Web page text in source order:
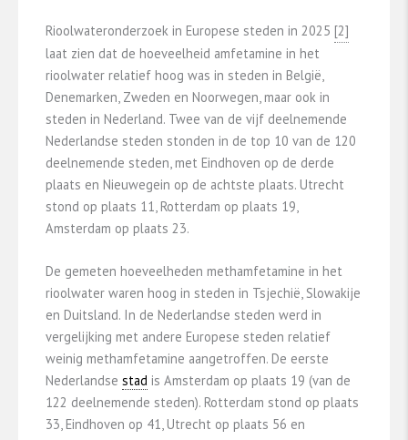
Rioolwateronderzoek in Europese steden in 2025 ​[2]​
laat zien dat de hoeveelheid amfetamine in het
rioolwater relatief hoog was in steden in België,
Denemarken, Zweden en Noorwegen, maar ook in
steden in Nederland. Twee van de vijf deelnemende
Nederlandse steden stonden in de top 10 van de 120
deelnemende steden, met Eindhoven op de derde
plaats en Nieuwegein op de achtste plaats. Utrecht
stond op plaats 11, Rotterdam op plaats 19,
Amsterdam op plaats 23.
De gemeten hoeveelheden methamfetamine in het
rioolwater waren hoog in steden in Tsjechië, Slowakije
en Duitsland. In de Nederlandse steden werd in
vergelijking met andere Europese steden relatief
weinig methamfetamine aangetroffen. De eerste
Nederlandse stad is Amsterdam op plaats 19 (van de
122 deelnemende steden)​. Rotterdam stond op plaats
33, Eindhoven op 41, Utrecht op plaats 56 en